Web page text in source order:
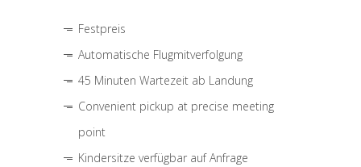
Festpreis
Automatische Flugmitverfolgung
45 Minuten Wartezeit ab Landung
Convenient pickup at precise meeting
point
Kindersitze verfügbar auf Anfrage